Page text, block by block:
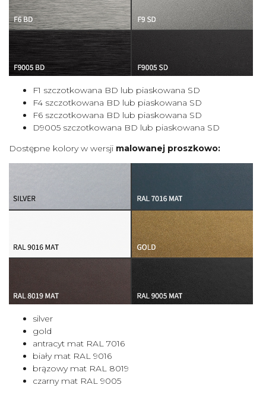
F1 szczotkowana BD lub piaskowana SD
F4 szczotkowana BD lub piaskowana SD
F6 szczotkowana BD lub piaskowana SD
D9005 szczotkowana BD lub piaskowana SD
Dostępne kolory w wersji malowanej proszkowo:
silver
gold
antracyt mat RAL 7016
biały mat RAL 9016
brązowy mat RAL 8019
czarny mat RAL 9005